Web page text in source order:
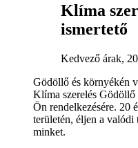
Klíma
ismertető
Kedvező árak,
Gödöllő és környékén
Klíma szerelés
Ön rendelkezésére. 20
területén, éljen a valódi
minket.